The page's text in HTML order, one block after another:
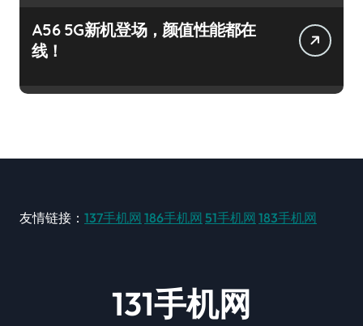
A56 5G新机登场，颜值性能都在
线！
友情链接： 137手机网 186手机网 51手机网 183手机网
131手机网